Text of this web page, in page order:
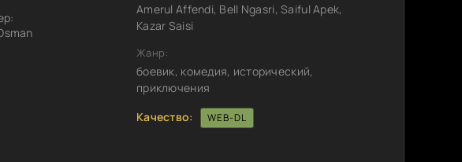
Amerul Affendi, Bell Ngasri, Saiful Apek,
Kazar Saisi
Жанр:
боевик, комедия, исторический,
приключения
Качество:
WEB-DL